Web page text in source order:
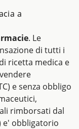
a
. Le
di tutti i
ricetta medica e
e senza obbligo
rimborsati dal
e' obbligatorio